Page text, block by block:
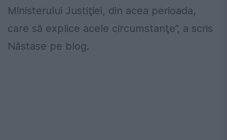
Ministerului Justiţiei, din acea perioada,
care să explice acele circumstanţe”, a scris
Năstase pe blog.